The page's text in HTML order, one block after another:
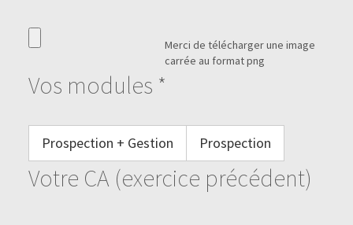
Merci de télécharger une image
carrée au format png
Vos modules *
Prospection + Gestion Prospection
Votre CA (exercice précédent)